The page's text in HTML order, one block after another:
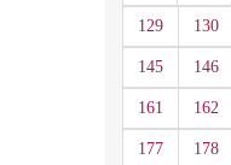
129 130
145 146
161 162
177 178